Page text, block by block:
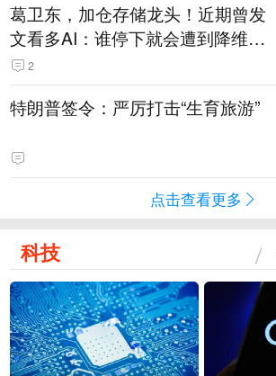
葛卫东，加仓存储龙头！近期曾发
文看多AI：谁停下就会遭到降维打
击 2
特朗普签令：严厉打击“生育旅游”
点击查看更多
科技